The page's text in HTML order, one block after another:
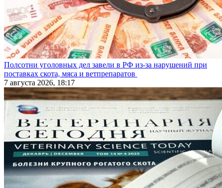
Полсотни уголовных дел завели в РФ из-за нарушений при
поставках скота, мяса и ветпрепаратов
7 августа 2026, 18:17